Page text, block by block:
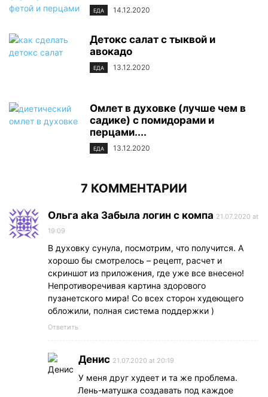
ЕДА 14.12.2020
Детокс салат с тыквой и
авокадо
ЕДА 13.12.2020
Омлет в духовке (лучше чем в
садике) с помидорами и
перцами....
ЕДА 13.12.2020
7 КОММЕНТАРИИ
Ольга aka Забыла логин с компа 21.07.2020 at
19:09
В духовку сунула, посмотрим, что получится. А
хорошо бы смотрелось – рецепт, расчет и
скриншот из приложения, где уже все внесено!
Непротиворечивая картина здорового
пузанетского мира! Со всех сторон худеющего
обложили, полная система поддержки )
Ответить
Денис 21.07.2020 at 20:19
У меня друг худеет и та же проблема.
Лень-матушка создавать под каждое